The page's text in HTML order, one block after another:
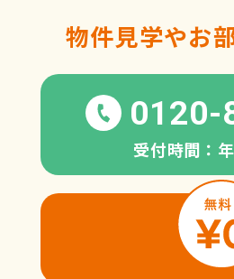
物件見学やお
0120-
受付時間：